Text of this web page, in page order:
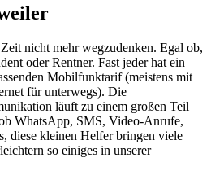
nicht mehr wegzudenken. Egal ob,
oder Rentner. Fast jeder hat ein
Mobilfunktarif (meistens mit
für unterwegs). Die
läuft zu einem großen Teil
WhatsApp, SMS, Video-Anrufe,
diese kleinen Helfer bringen viele
so einiges in unserer